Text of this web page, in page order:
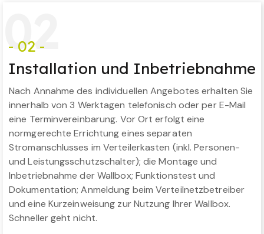
02
- 02 -
Installation und Inbetriebnahme
Nach Annahme des individuellen Angebotes erhalten Sie
innerhalb von 3 Werktagen telefonisch oder per E-Mail
eine Terminvereinbarung. Vor Ort erfolgt eine
normgerechte Errichtung eines separaten
Stromanschlusses im Verteilerkasten (inkl. Personen-
und Leistungsschutzschalter); die Montage und
Inbetriebnahme der Wallbox; Funktionstest und
Dokumentation; Anmeldung beim Verteilnetzbetreiber
und eine Kurzeinweisung zur Nutzung Ihrer Wallbox.
Schneller geht nicht.